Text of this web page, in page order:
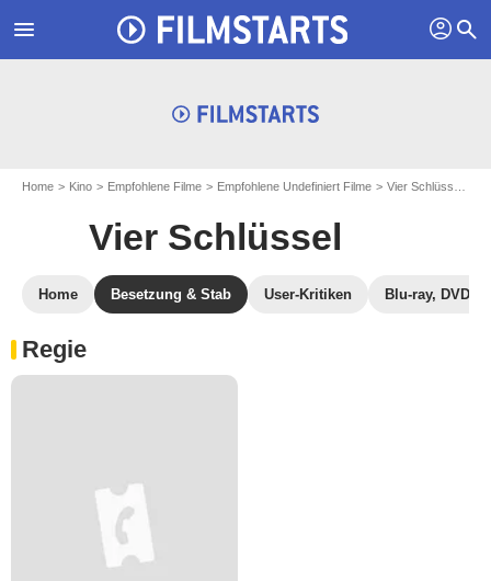
menu profil search
Home Kino Empfohlene Filme Empfohlene Undefiniert Filme Vier Schlüssel
Vier Schlüssel
Home Besetzung & Stab User-Kritiken Blu-ray, DVD
Regie